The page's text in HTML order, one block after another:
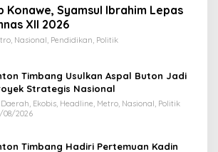
Konawe, Syamsul Ibrahim Lepas
XII 2026
Nasional, Pendidikan, Politik
Timbang Usulkan Aspal Buton Jadi
Strategis Nasional
Ekobis, Headline, Metro, Nasional, Politik
08/2026
Timbang Hadiri Pertemuan Kadin